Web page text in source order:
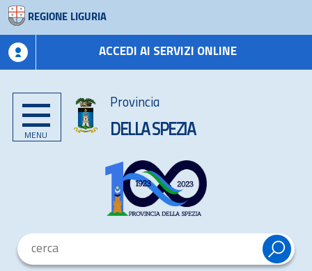
REGIONE LIGURIA
ACCEDI AI SERVIZI ONLINE
MENU
Provincia
DELLA SPEZIA